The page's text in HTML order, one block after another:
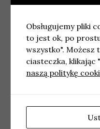
Inwestycja
nowe wizualizacje
Obsługujemy pliki
to jest ok, po
wszystko". Możesz
ciasteczka, klikając
naszą politykę